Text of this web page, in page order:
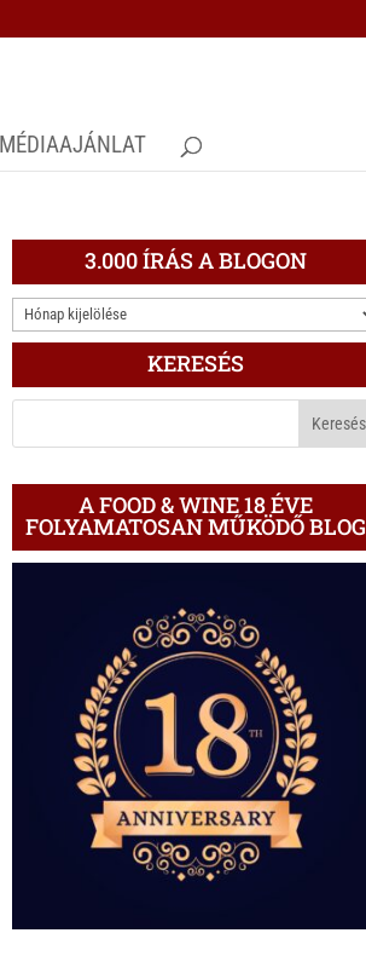
MÉDIAAJÁNLAT
3.000 ÍRÁS A BLOGON
3.000
ÍRÁS
BLOGON
KERESÉS
A FOOD & WINE 18 ÉVE
FOLYAMATOSAN MŰKÖDŐ BLOG